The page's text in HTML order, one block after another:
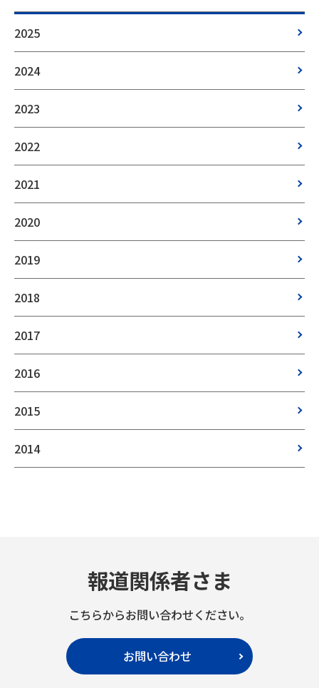
2025
2024
2023
2022
2021
2020
2019
2018
2017
2016
2015
2014
報道関係者さま
こちらからお問い合わせください。
お問い合わせ